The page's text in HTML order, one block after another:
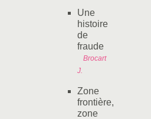
Une
histoire
de
fraude
Brocart
J.
Zone
frontière,
zone